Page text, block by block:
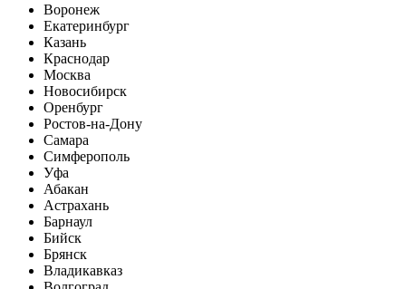
Воронеж
Екатеринбург
Казань
Краснодар
Москва
Новосибирск
Оренбург
Ростов-на-Дону
Самара
Симферополь
Уфа
Абакан
Астрахань
Барнаул
Бийск
Брянск
Владикавказ